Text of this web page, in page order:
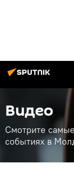
Видео
Смотрите
событиях в